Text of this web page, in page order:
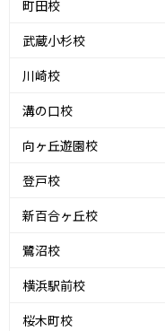
町田校
武蔵小杉校
川崎校
溝の口校
向ヶ丘遊園校
登戸校
新百合ヶ丘校
鷺沼校
横浜駅前校
桜木町校